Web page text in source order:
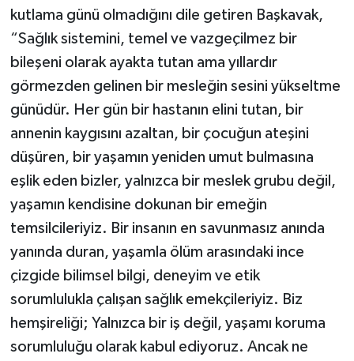
kutlama günü olmadığını dile getiren Başkavak,
“Sağlık sistemini, temel ve vazgeçilmez bir
bileşeni olarak ayakta tutan ama yıllardır
görmezden gelinen bir mesleğin sesini yükseltme
günüdür. Her gün bir hastanın elini tutan, bir
annenin kaygısını azaltan, bir çocuğun ateşini
düşüren, bir yaşamın yeniden umut bulmasına
eşlik eden bizler, yalnızca bir meslek grubu değil,
yaşamın kendisine dokunan bir emeğin
temsilcileriyiz. Bir insanın en savunmasız anında
yanında duran, yaşamla ölüm arasındaki ince
çizgide bilimsel bilgi, deneyim ve etik
sorumlulukla çalışan sağlık emekçileriyiz. Biz
hemşireliği; Yalnızca bir iş değil, yaşamı koruma
sorumluluğu olarak kabul ediyoruz. Ancak ne